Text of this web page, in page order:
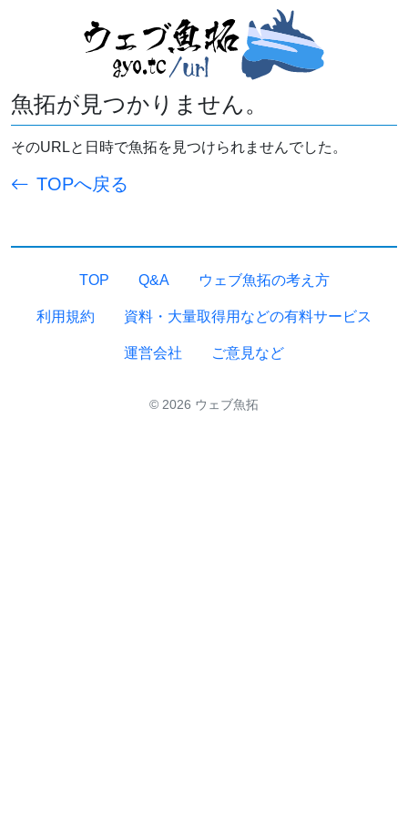
魚拓が見つかりません。
そのURLと日時で魚拓を見つけられませんでした。
TOPへ戻る
TOP Q&A ウェブ魚拓の考え方
利用規約 資料・大量取得用などの有料サービス
運営会社 ご意見など
© 2026 ウェブ魚拓